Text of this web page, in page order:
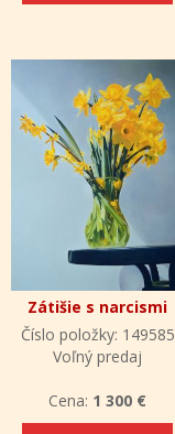
Zátišie s narcismi
Číslo položky: 149585
Voľný predaj
Cena: 1 300 €